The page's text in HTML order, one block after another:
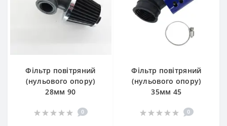
Фільтр повітряний
(нульового опору)
28мм 90
0
Фільтр повітряний
(нульового опору)
35мм 45
0